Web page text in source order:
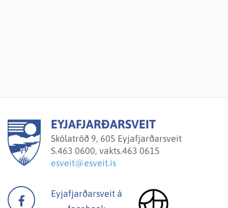
EYJAFJARÐARSVEIT
Skólatröð 9, 605 Eyjafjarðarsveit
S.463 0600, vakts.463 0615
esveit@esveit.is
Eyjafjarðarsveit á